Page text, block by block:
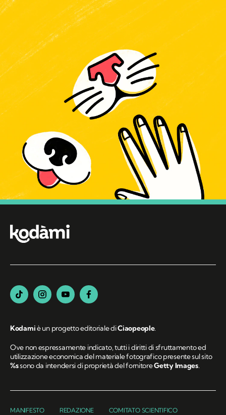
Kodamiè un progetto editoriale diCiaopeople.
Ove non espressamente indicato, tutti i diritti di sfruttamento ed
utilizzazione economica del materiale fotografico presente sul sito
%ssono da intendersi di proprietà del fornitoreGetty Images.
MANIFESTO REDAZIONE COMITATO SCIENTIFICO